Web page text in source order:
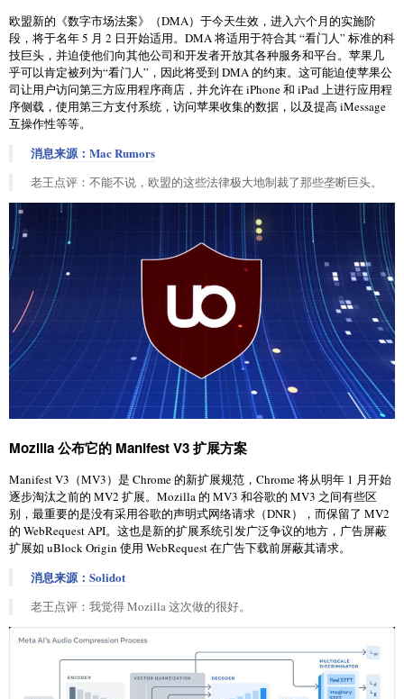
欧盟新的《数字市场法案》（DMA）于今天生效，进入六个月的实施阶
段，将于名年 5 月 2 日开始适用。DMA 将适用于符合其 “看门人” 标准的科
技巨头，并迫使他们向其他公司和开发者开放其各种服务和平台。苹果几
乎可以肯定被列为“看门人”，因此将受到 DMA 的约束。这可能迫使苹果公
司让用户访问第三方应用程序商店，并允许在 iPhone 和 iPad 上进行应用程
序侧载，使用第三方支付系统，访问苹果收集的数据，以及提高 iMessage
互操作性等等。
消息来源：Mac Rumors
老王点评：不能不说，欧盟的这些法律极大地制裁了那些垄断巨头。
Mozilla 公布它的 Manifest V3 扩展方案
Manifest V3（MV3）是 Chrome 的新扩展规范，Chrome 将从明年 1 月开始
逐步淘汰之前的 MV2 扩展。Mozilla 的 MV3 和谷歌的 MV3 之间有些区
别，最重要的是没有采用谷歌的声明式网络请求（DNR），而保留了 MV2
的 WebRequest API。这也是新的扩展系统引发广泛争议的地方，广告屏蔽
扩展如 uBlock Origin 使用 WebRequest 在广告下载前屏蔽其请求。
消息来源：Solidot
老王点评：我觉得 Mozilla 这次做的很好。